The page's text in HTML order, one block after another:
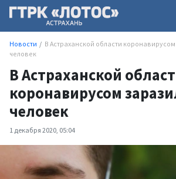
Новости
В Астраханской области
человек
В Астраханской
коронавирусом
человек
1 декабря 2020, 05:04